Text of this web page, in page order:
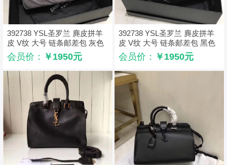
392738 YSL圣罗兰 麂皮拼羊
皮 V纹 大号 链条邮差包 灰色
会员价： ￥1950元
392738 YSL圣罗兰 麂皮拼羊
皮 V纹 大号 链条邮差包 黑色
会员价： ￥1950元